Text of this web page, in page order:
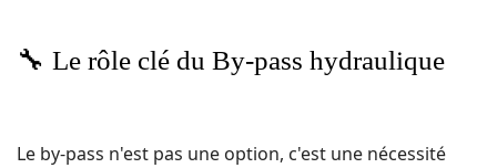
🔧 Le rôle clé du By-pass hydraulique
Le by-pass n'est pas une option, c'est une nécessité